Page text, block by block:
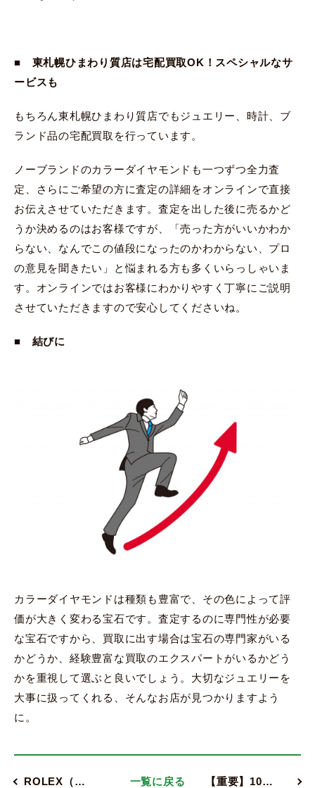
■ 東札幌ひまわり質店は宅配買取OK！スペシャルなサ
ービスも
もちろん東札幌ひまわり質店でもジュエリー、時計、ブ
ランド品の宅配買取を行っています。
ノーブランドのカラーダイヤモンドも一つずつ全力査
定、さらにご希望の方に査定の詳細をオンラインで直接
お伝えさせていただきます。査定を出した後に売るかど
うか決めるのはお客様ですが、「売った方がいいかわか
らない、なんでこの値段になったのかわからない、プロ
の意見を聞きたい」と悩まれる方も多くいらっしゃいま
す。オンラインではお客様にわかりやすく丁寧にご説明
させていただきますので安心してくださいね。
■ 結びに
カラーダイヤモンドは種類も豊富で、その色によって評
価が大きく変わる宝石です。査定するのに専門性が必要
な宝石ですから、買取に出す場合は宝石の専門家がいる
かどうか、経験豊富な買取のエクスパートがいるかどう
かを重視して選ぶと良いでしょう。大切なジュエリーを
大事に扱ってくれる、そんなお店が見つかりますよう
に。
ROLEX（… 一覧に戻る 【重要】10…